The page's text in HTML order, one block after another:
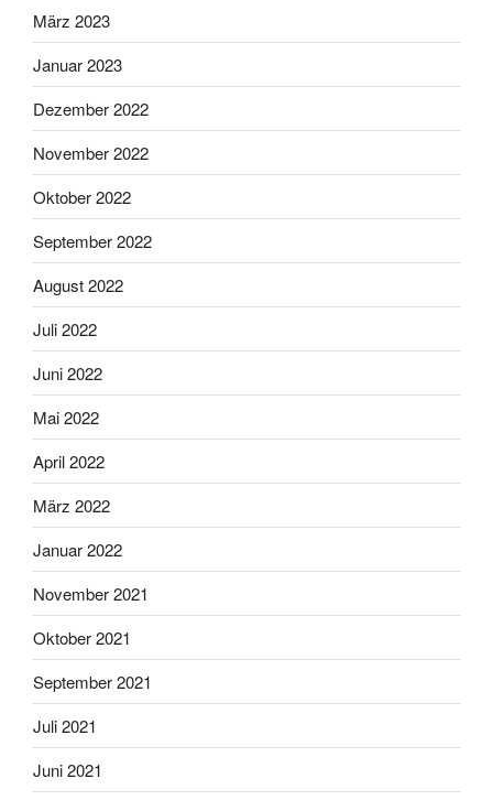
März 2023
Januar 2023
Dezember 2022
November 2022
Oktober 2022
September 2022
August 2022
Juli 2022
Juni 2022
Mai 2022
April 2022
März 2022
Januar 2022
November 2021
Oktober 2021
September 2021
Juli 2021
Juni 2021